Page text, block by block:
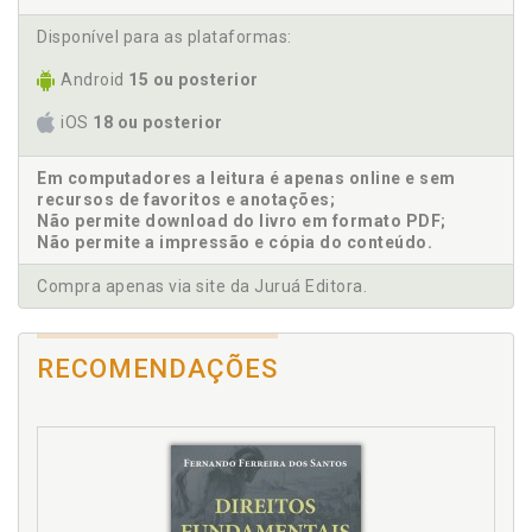
patriotismo constitucional nas culturas políticas
europeia, canadense e brasileira, p. 41
E
F
Filosofia do reconhecimento de Charles Taylor e sua
integração à cultura política canadense, p. 61
H
Habermas. Patriotismo constitucional. Crítica
habermasiana, p. 64
Identidade nacional. Reconstrução da identidade
Disponível para as plataformas:
Android 15 ou posterior
iOS 18 ou posterior
Em computadores a leitura é apenas online e sem
recursos de favoritos e anotações;
Não permite download do livro em formato PDF;
Não permite a impressão e cópia do conteúdo.
Compra apenas via site da Juruá Editora.
RECOMENDAÇÕES